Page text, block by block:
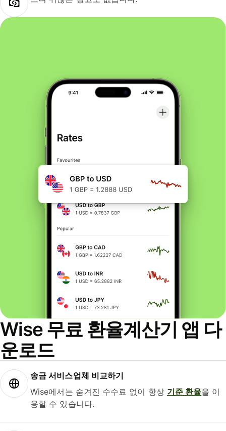
Wise 무료 환율계산기 앱 다
운로드
송금 서비스업체 비교하기
Wise에서는 숨겨진 수수료 없이 항상 기준 환율을 이
용할 수 있습니다.